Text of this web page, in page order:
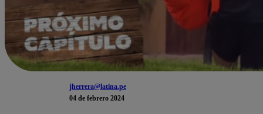
jherrera@latina.pe
04 de febrero 2024